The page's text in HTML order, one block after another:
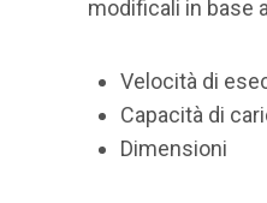
modificali in base
Velocità di
Capacità di
Dimensioni